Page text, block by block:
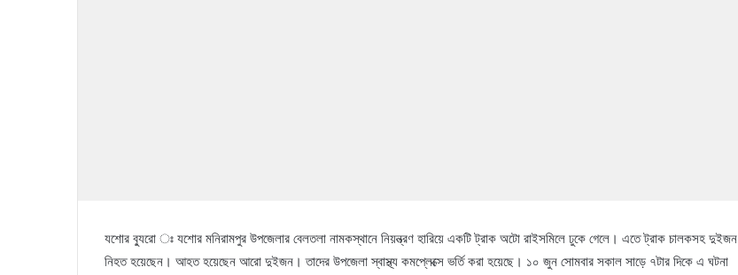
যশোর ব্যুরো ঃ যশোর মনিরামপুর উপজেলার বেলতলা নামকস্থানে নিয়ন্ত্রণ হারিয়ে একটি ট্রাক অটো রাইসমিলে ঢুকে গেলে। এতে ট্রাক চালকসহ দুইজন
নিহত হয়েছেন। আহত হয়েছেন আরো দুইজন। তাদের উপজেলা স্বাস্থ্য কমপ্লেক্সে ভর্তি করা হয়েছে। ১০ জুন সোমবার সকাল সাড়ে ৭টার দিকে এ ঘটনা